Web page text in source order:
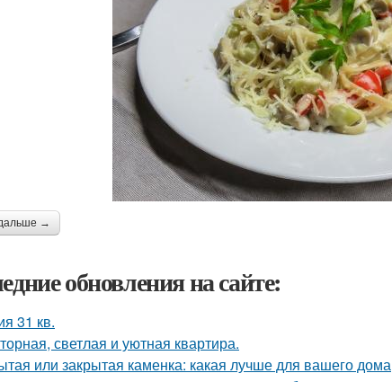
→
обновления на сайте:
31 кв.
светлая и уютная квартира.
или закрытая каменка: какая лучше для вашего дома